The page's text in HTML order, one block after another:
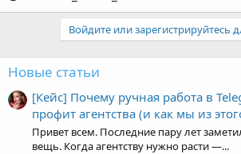
Войдите или зарегистрируйтесь
Новые статьи
[Кейс] Почему ручная работа в
профит агентства (и как мы из
Привет всем. Последние пару лет
вещь. Когда агентству нужно расти —...